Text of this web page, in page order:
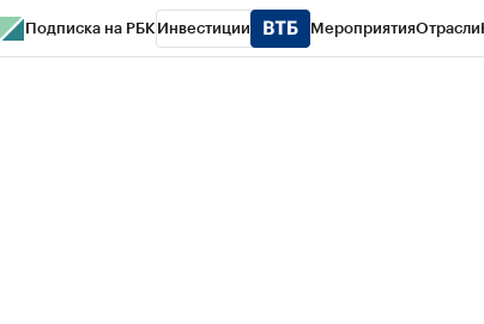
Подписка на РБК Инвестиции МероприятияОтрасли